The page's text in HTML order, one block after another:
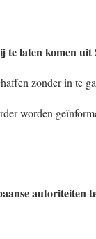
te laten komen uit
zonder in te
worden
autoriteiten